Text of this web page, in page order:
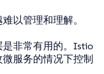
以管理和理解。
非常有用的。Istio
服务的情况下控制